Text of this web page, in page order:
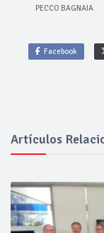
PECCO BAGNAIA
Facebook
Artículos